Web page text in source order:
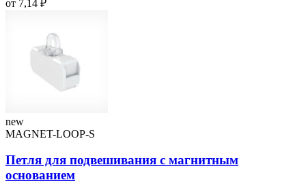
от 7,14 ₽
new
MAGNET-LOOP-S
Петля для подвешивания с магнитным
основанием